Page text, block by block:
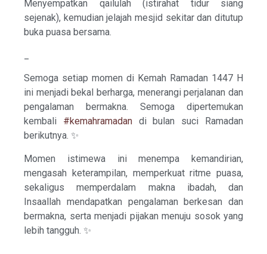
Menyempatkan qailulah (istirahat tidur siang
sejenak), kemudian jelajah mesjid sekitar dan ditutup
buka puasa bersama.
Semoga setiap momen di Kemah Ramadan 1447 H
ini menjadi bekal berharga, menerangi perjalanan dan
pengalaman bermakna. Semoga dipertemukan
kembali #kemahramadandi bulan suci Ramadan
berikutnya. ✨
Momen istimewa ini menempa kemandirian,
mengasah keterampilan, memperkuat ritme puasa,
sekaligus memperdalam makna ibadah, dan
Insaallah mendapatkan pengalaman berkesan dan
bermakna, serta menjadi pijakan menuju sosok yang
lebih tangguh. ✨